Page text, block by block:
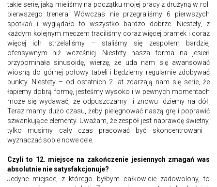
takie serie, jaką mieliśmy na początku mojej pracy z drużyną w roli
pierwszego trenera. Wówczas nie przegraliśmy 6 pierwszych
spotkań i wyglądało to wszystko bardzo dobrze. Niestety, z
każdym kolejnym meczem traciliśmy coraz więcej bramek i coraz
więcej ich strzelaliśmy – staliśmy się zespołem bardziej
ofensywnym niż wcześniej. Niestety nasza forma na jesień
przypominała sinusoidę, wierzę, że uda nam się awansować
wiosną do górnej połowy tabeli i będziemy regularnie zdobywać
punkty. Niestety – od ostatnich 2 lat zdarzają nam się serie, że
łapiemy dobrą formę, jesteśmy wysoko i w pewnych momentach
może się wydawać, że odpuszczamy i znowu idziemy na dół.
Teraz mamy dużo czasu, żeby pielęgnować naszą grę i poprawić
szwankujące elementy. Uważam, że zespół jest naprawdę świetny,
tylko musimy cały czas pracować być skoncentrowani i
wyznaczać sobie nowe cele.
Czyli to 12. miejsce na zakończenie jesiennych zmagań was
absolutnie nie satysfakcjonuje?
Jedyne miejsce, z którego byłbym całkowicie zadowolony, to